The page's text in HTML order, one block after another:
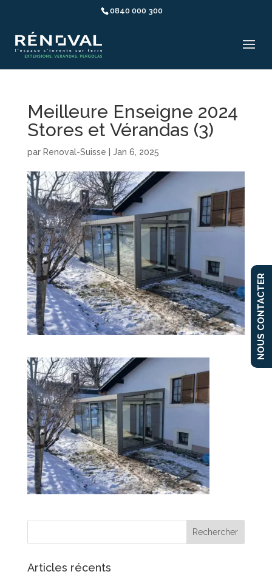
0840 000 300
Meilleure Enseigne 2024
Stores et Vérandas (3)
par Renoval-Suisse Jan 6, 2025
Articles récents
NOUS CONTACTER